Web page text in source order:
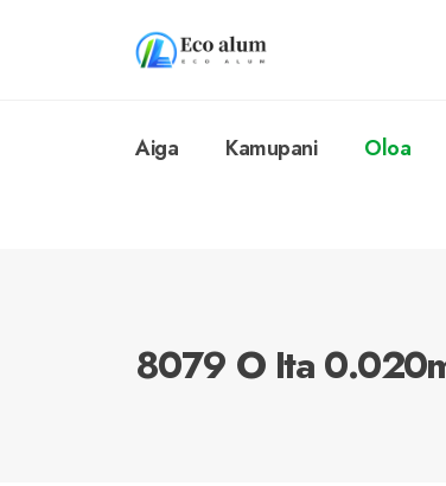
Aiga Kamupani Oloa
8079 O Ita